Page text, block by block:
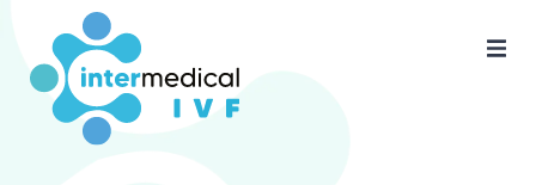
Home